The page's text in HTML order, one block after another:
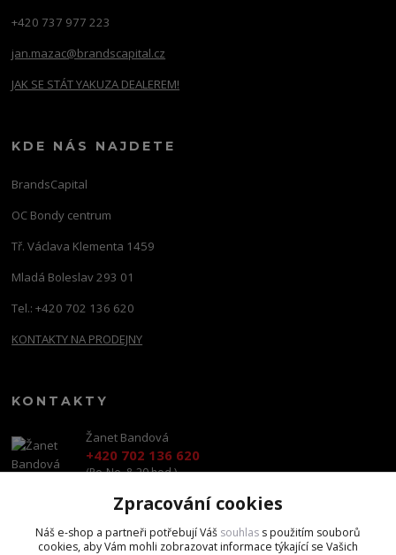
+420 737 977 223
jan.mazac@brandscapital.cz
JAK SE STÁT YAKUZA DEALEREM!
KDE NÁS NAJDETE
BrandsCapital
OC Bondy centrum
Tř. Václava Klementa 1459
Mladá Boleslav 293 01
Tel.: +420 702 136 620
KONTAKTY NA PRODEJNY
KONTAKTY
Žanet Bandová
+420 702 136 620
(Po-Ne, 8-20 hod.)
shop@brandscapital.cz
Zpracování cookies
Náš e-shop a partneři potřebují Váš souhlas s použitím souborů
cookies, aby Vám mohli zobrazovat informace týkající se Vašich